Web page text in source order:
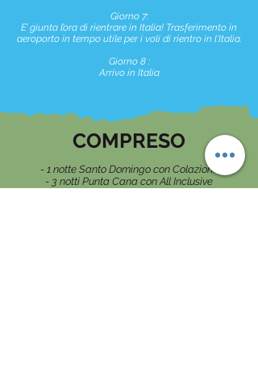
Giorno 7:
E’ giunta l’ora di rientrare in Italia! Trasferimento in
aeroporto in tempo utile per i voli di rientro in l'Italia.
Giorno 8 :
Arrivo in Italia
COMPRESO
- 1 notte Santo Domingo con Colazione
- 3 notti Punta Cana con All Inclusive